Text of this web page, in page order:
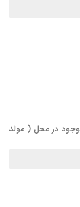
در محل ( مولد